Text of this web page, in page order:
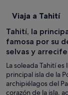
Viaja a Tahití
Tahití, la
famosa por su
selvas y
La soleada Tahití
principal isla de la
archipiélagos del
corazón de la isla,